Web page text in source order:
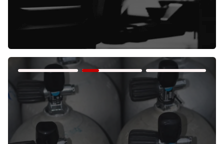
Företag Exkl. moms
Privatperson Inkl. moms